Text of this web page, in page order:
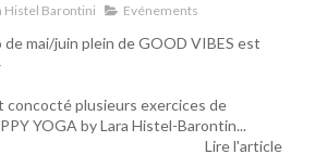
Histel Barontini Evénements
mai/juin plein de GOOD VIBES est
concocté plusieurs exercices de
YOGA by Lara Histel-Barontin...
Lire l'article